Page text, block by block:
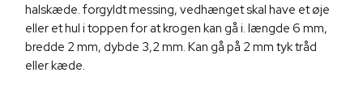
halskæde. forgyldt messing, vedhænget skal have et øje
eller et hul i toppen for at krogen kan gå i. længde 6 mm,
bredde 2 mm, dybde 3,2 mm. Kan gå på 2 mm tyk tråd
eller kæde.